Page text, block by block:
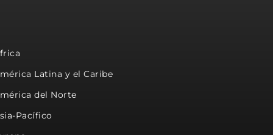
Latina y el Caribe
del Norte
Pacífico